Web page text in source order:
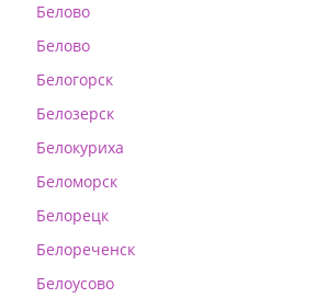
Белово
Белово
Белогорск
Белозерск
Белокуриха
Беломорск
Белорецк
Белореченск
Белоусово